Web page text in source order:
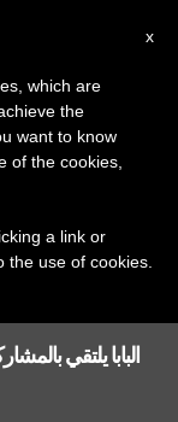
البابا يلتقي
x
which are
the
want to know
of the cookies,
a link or
use of cookies.